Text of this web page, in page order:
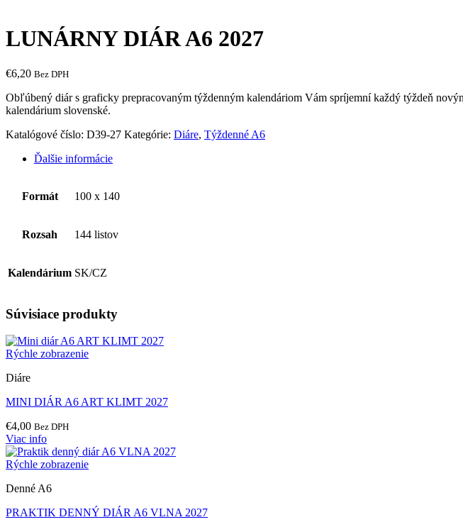
LUNÁRNY DIÁR A6 2027
€6,20 Bez DPH
Obľúbený diár s graficky prepracovaným týždenným kalendáriom Vám spríjemní každý týždeň
kalendárium slovenské.
Katalógové číslo: D39-27 Kategórie: Diáre, Týždenné A6
Ďalšie informácie
Formát 100 x 140
Rozsah 144 listov
Kalendárium SK/CZ
Súvisiace produkty
Rýchle zobrazenie
Diáre
MINI DIÁR A6 ART KLIMT 2027
€4,00 Bez DPH
Viac info
Rýchle zobrazenie
Denné A6
PRAKTIK DENNÝ DIÁR A6 VLNA 2027